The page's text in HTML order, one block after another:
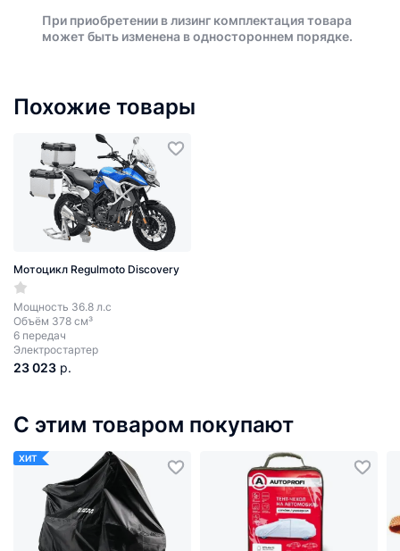
При приобретении в лизинг комплектация товара
может быть изменена в одностороннем порядке.
Похожие товары
Мотоцикл Regulmoto Discovery
Мощность 36.8 л.с
Объём 378 см³
6 передач
Электростартер
23 023 р.
С этим товаром покупают
ХИТ